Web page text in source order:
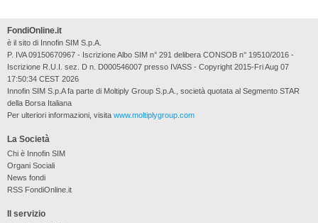
La Società
Chi è Innofin SIM
Organi Sociali
News fondi
RSS FondiOnline.it
Il servizio
FondiOnline.it
è il sito di Innofin SIM S.p.A.
P. IVA 09150670967 - Iscrizione Albo SIM n° 291 delibera CONSOB n° 19510/2016 -
Iscrizione R.U.I. sez. D n. D000546007 presso IVASS - Copyright 2015-Fri Aug 07
17:50:34 CEST 2026
Innofin SIM S.p.A fa parte di Moltiply Group S.p.A., società quotata al Segmento STAR
della Borsa Italiana
Per ulteriori informazioni, visita www.moltiplygroup.com